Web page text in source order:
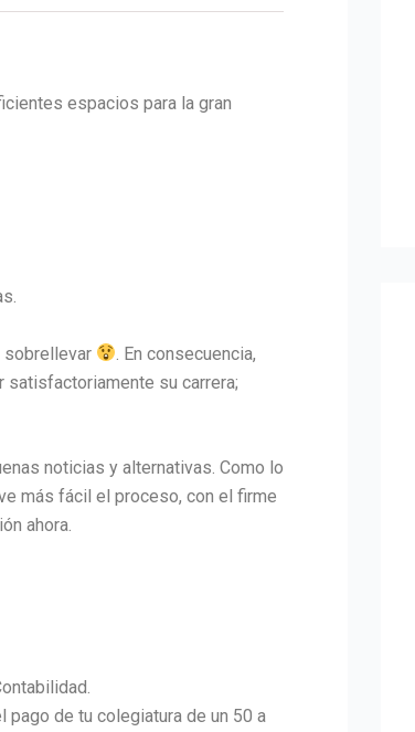
espacios para la gran
sobrellevar
. En consecuencia,
su carrera;
noticias y alternativas. Como lo
más fácil el proceso, con el firme
ahora.
pago de tu colegiatura de un 50 a